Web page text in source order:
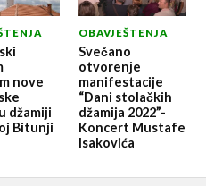
nove
džamiji
Bitunji
OBAVJEŠTENJA
Svečano
otvorenje
manifestacije
“Dani stolačkih
džamija 2022”-
Koncert Mustafe
Isakovića